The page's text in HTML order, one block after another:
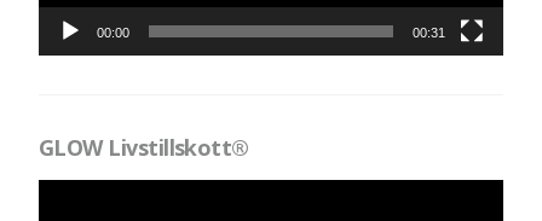
00:00 00:31
GLOW Livstillskott®